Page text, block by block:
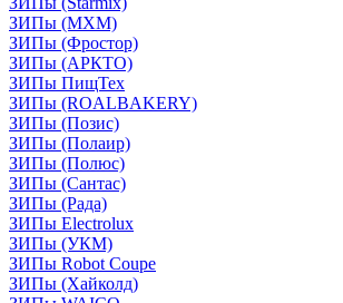
ЗИПы (МХМ)
ЗИПы (Фростор)
ЗИПы (АРКТО)
ЗИПы ПищТех
ЗИПы (ROALBAKERY)
ЗИПы (Позис)
ЗИПы (Полаир)
ЗИПы (Полюс)
ЗИПы (Сантас)
ЗИПы (Рада)
ЗИПы Electrolux
ЗИПы (УКМ)
ЗИПы Robot Coupe
ЗИПы (Хайколд)